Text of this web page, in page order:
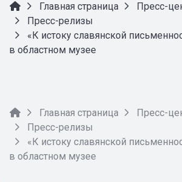
Главная страница Пресс-
Пресс-релизы
«К истоку славянской
в областном музее
Главная страница Пресс-
Пресс-релизы
«К истоку славянской
в областном музее